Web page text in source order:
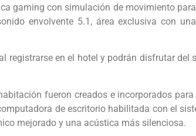
gaming con simulación de movimiento
envolvente 5.1, área exclusiva con
registrarse en el hotel y podrán disfrutar del
fueron creados e incorporados
de escritorio habilitada con el
mejorado y una acústica más silenciosa.